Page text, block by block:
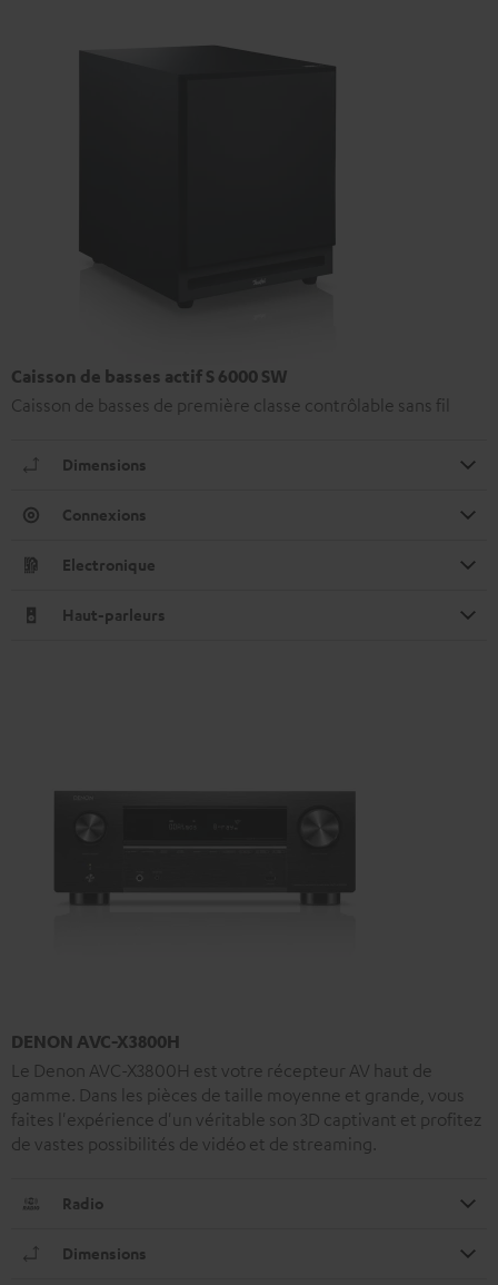
Caisson de basses actif S 6000 SW
Caisson de basses de première classe contrôlable sans fil
Dimensions
Connexions
Electronique
Haut-parleurs
DENON AVC-X3800H
Le Denon AVC-X3800H est votre récepteur AV haut de
gamme. Dans les pièces de taille moyenne et grande, vous
faites l'expérience d'un véritable son 3D captivant et profitez
de vastes possibilités de vidéo et de streaming.
Radio
Dimensions